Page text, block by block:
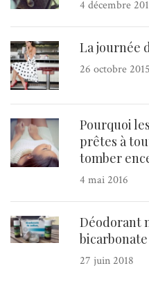
4 décembre
La journée
26 octobre 2015
Pourquoi
prêtes à
tomber
4 mai 2016
Déodorant
bicarbonate
27 juin 2018